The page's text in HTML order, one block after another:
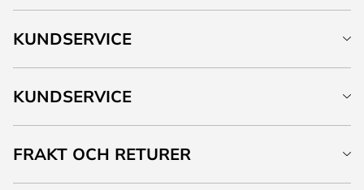
KUNDSERVICE
KUNDSERVICE
FRAKT OCH RETURER